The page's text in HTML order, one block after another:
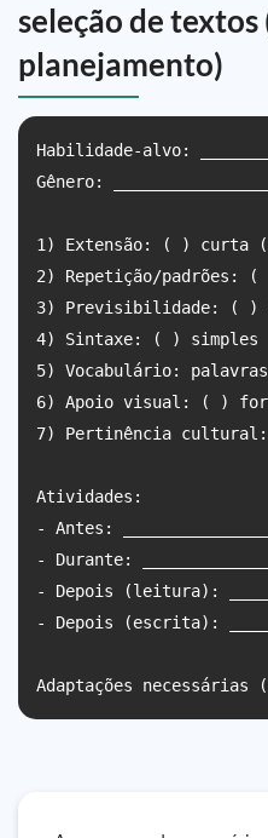
seleção de
planejamento)
Habilidade-alvo:
Gênero:
1) Extensão: ( ) curta ( )
2) Repetição/padrões: (
3) Previsibilidade: ( )
4) Sintaxe: ( ) simples (
5) Vocabulário: palavras
6) Apoio visual: ( ) forte
7) Pertinência cultural:
Atividades:
- Antes:
- Durante:
- Depois (leitura):
- Depois (escrita):
Adaptações necessárias